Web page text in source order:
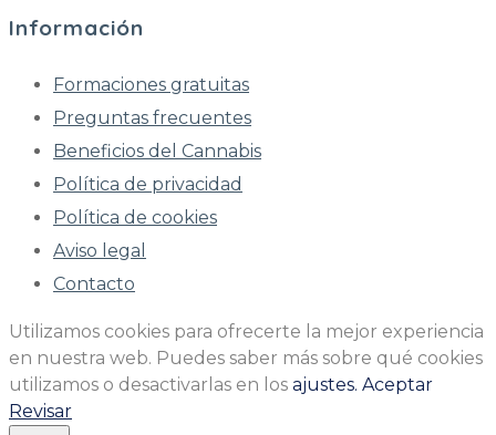
Información
Formaciones gratuitas
Preguntas frecuentes
Beneficios del Cannabis
Política de privacidad
Política de cookies
Aviso legal
Contacto
Utilizamos cookies para ofrecerte la mejor experiencia
en nuestra web. Puedes saber más sobre qué cookies
utilizamos o desactivarlas en los ajustes. Aceptar
Revisar